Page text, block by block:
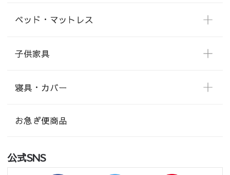
ベッド・マットレス
子供家具
寝具・カバー
お急ぎ便商品
公式SNS